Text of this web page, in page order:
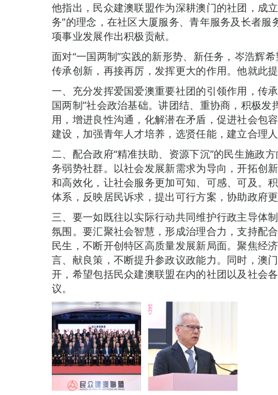
他指出，民众建澳联盟作为深耕澳门的社团，成
务”的理念，在社区大厦服务、青年服务及长者
项事业发展作出积极贡献。
面对“一国两制”实践的新形势、新任务，岑浩辉
传承创新，再接再厉，发挥更大的作用。他就此
一、充分发挥爱国爱澳重要社团的引领作用，传
国两制”社会政治基础。讲团结、重协商，积极
用，增进良性沟通，化解潜在矛盾，促进社会包
建设，加强青年人才培养，选贤任能，建立合理人
二、配合政府“精准扶助、资源下沉”的民生施政
务弱势社群。以社会发展新需求为导向，开拓创
和高效化，让社会服务更加可知、可感、可及。
体系，反映居民诉求，提出可行方案，协助政府更
三、要一如既往以实际行动共同维护行政主导体
氛围。要汇聚社会智慧，形成治理合力，支持配
民生，不断开创特区高质量发展新局面。聚焦经
言、献良策，不断提升参政议政能力。同时，澳
开，希望包括民众建澳联盟在内的社团以及社会
议。